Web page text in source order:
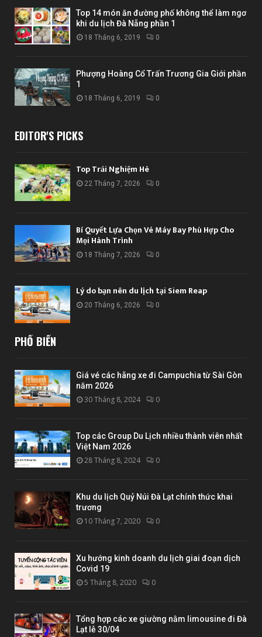
Top 14 món ăn đường phố không thể làm ngơ
khi du lịch Đà Nẵng phần 1
18 Tháng 6, 2019 0
Phượng Hoàng Cổ Trấn Trương Gia Giới phần
1
18 Tháng 6, 2019 0
EDITOR'S PICKS
Top Trải Nghiệm Hè
22 Tháng 7, 2026 0
Bí Quyết Lựa Chọn Vé Máy Bay Phù Hợp Cho
Mọi Hành Trình
18 Tháng 7, 2026 0
Lý do bạn nên du lịch tại Siem Reap
20 Tháng 6, 2026 0
PHỔ BIẾN
Giá vé các hãng xe đi Campuchia từ Sài Gòn
năm 2026
30 Tháng 8, 2024 0
Top các Group Du Lịch nhiều thành viên nhất
Việt Nam 2026
28 Tháng 8, 2024 0
Khu du lịch Quỷ Núi Đà Lạt chính thức khai
trương
10 Tháng 7, 2020 0
Xu hướng kinh doanh du lịch giai đoạn dịch
Covid 19
5 Tháng 8, 2020 0
Tổng hợp các xe giường nằm limousine đi Đà
Lạt lễ 30/04